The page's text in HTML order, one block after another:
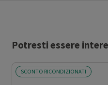
Potresti essere
SCONTO RICONDIZIONATI